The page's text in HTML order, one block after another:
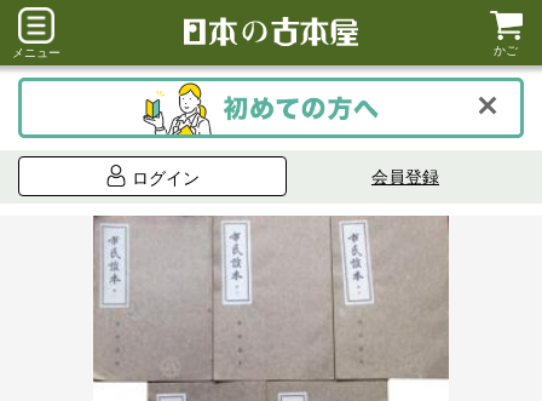
メニュー かご
ログイン 会員登録